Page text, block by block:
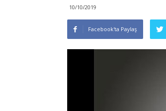
10/10/2019
Facebook'ta Paylaş